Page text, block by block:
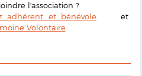
l'association ?
adhérent et bénévole et
Volontaire